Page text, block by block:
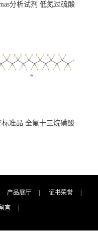
分析试剂 低氮过硫酸
标准品 全氟十三烷磺酸
产品展厅 证书荣誉
言